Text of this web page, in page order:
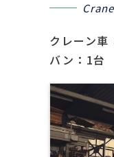
クレーン車
バン：1台